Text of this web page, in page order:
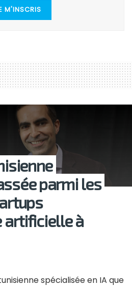
M'INSCRIS
parmi les
artificielle à
spécialisée en IA que